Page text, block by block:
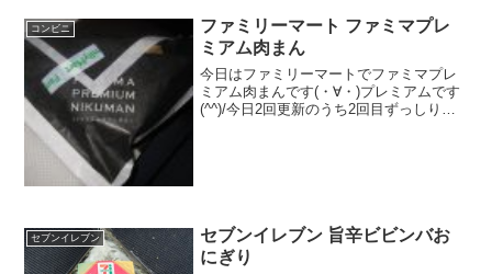
コンビニ
ファミリーマート ファミマプレ
ミアム肉まん
今日はファミリーマートでファミマプレ
ミアム肉まんです(・∀・)プレミアムです
(^^)/今日2回更新のうち2回目ずっしり感
セブンイレブン
セブンイレブン 旨辛ビビンバお
にぎり